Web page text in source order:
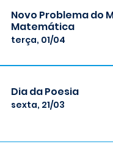
Novo Problema do
Matemática
terça, 01/04
Dia da Poesia
sexta, 21/03